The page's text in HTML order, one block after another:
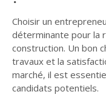
LIGNE JARDIN
INFO PAYSAGISTE
GUIDE JARDIN ET
PAYSAGE
Choisir un
déterminante pour la
construction. Un bon
travaux et la
marché, il est
candidats potentiels.